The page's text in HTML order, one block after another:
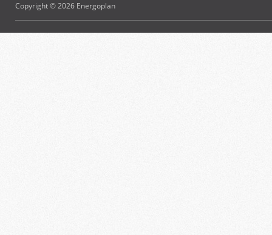
Copyright © 2026 Energoplan